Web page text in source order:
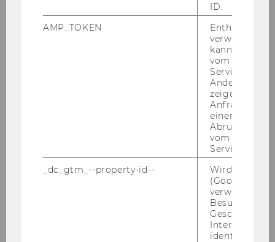
Ent­schei­dungs­au­to­no­mie
Min­dest­maß an Frei­wil­lig­keit (z.B.: eh­
ren­amt­li­che Funk­tio­nä­re, Frei­wil­li­gen­ar­
beit, Spen­den), außer es han­delt sich
um eine 100%ige ope­ra­ti­ve Toch­ter­ge­
sell­schaft einer NPO, die die­ses Kri­te­ri­
Der Kodex rich­tet sich daher an ein brei­tes
Spek­trum an Rechts­for­men. Diese um­fas­sen
ge­mein­nüt­zi­gen Ka­pi­tal­ge­sell­schaf­ten (AGs,
GmbHs), Ver­ei­ne, Stif­tun­gen und Ge­nos­sen­
schaf­ten. Der Kodex rich­tet sich auch an Ver­
bän­de und Kon­zer­ne (Ver­ei­ni­gun­gen bzw.
ID.
AMP_TOKEN
Enthält ein
verwendet
kann, um
vom AMP-
Service
Andere
zeigen Opt-
Anfrage im
einen Fehler
Abrufen
vom AMP
Service an.
_dc_gtm_--property-id--
Wird von
(Google Tag
verwendet,
Besucher
Geschlecht
Interessen zu
identifizieren.